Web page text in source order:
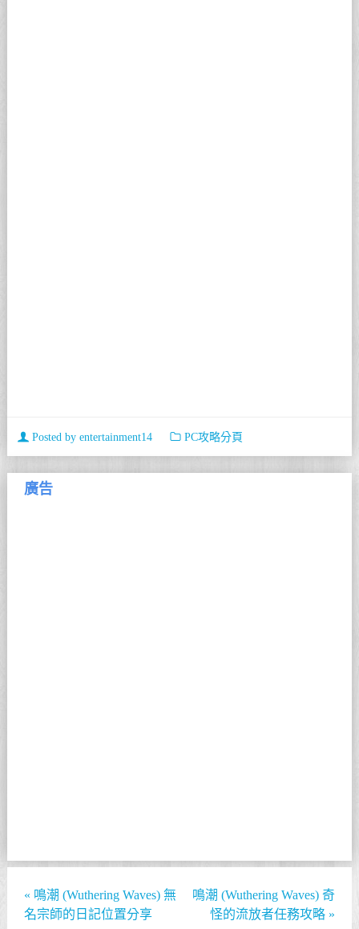
Posted by entertainment14 PC攻略分頁
廣告
« 鳴潮 (Wuthering Waves) 無
名宗師的日記位置分享
鳴潮 (Wuthering Waves) 奇
怪的流放者任務攻略 »